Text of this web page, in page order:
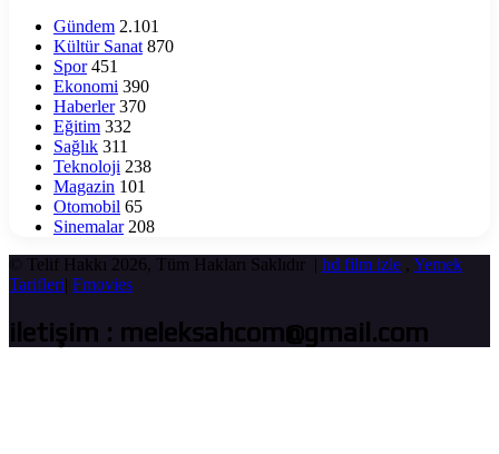
Gündem 2.101
Kültür Sanat 870
Spor 451
Ekonomi 390
Haberler 370
Eğitim 332
Sağlık 311
Teknoloji 238
Magazin 101
Otomobil 65
Sinemalar 208
© Telif Hakkı 2026, Tüm Hakları Saklıdır | hd film izle , Yemek
Tarifleri| Fmovies
iletişim : meleksahcom@gmail.com